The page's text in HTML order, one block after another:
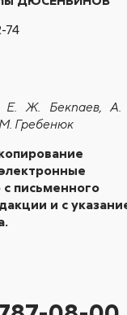
74
Е. Ж. Бекпаев, А.
Гребенюк
с письменного
и с